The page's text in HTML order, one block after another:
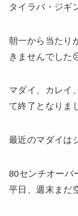
タイラバ・ジギ
朝一から当たり
きませんでした
マダイ、カレイ
て終了となりま
最近のマダイは
80センチオーバ
平日、週末まだ